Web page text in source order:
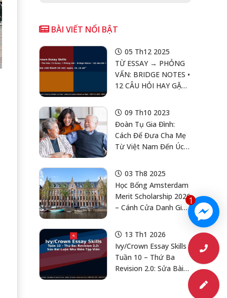
1
BÀI VIẾT NỔI BẬT
05 Th12 2025
TỪ ESSAY → PHỎNG
VẤN: BRIDGE NOTES •
12 CÂU HỎI HAY GẶP •
09 Th10 2023
Đoàn Tụ Gia Đình:
Cách Để Đưa Cha Mẹ
Từ Việt Nam Đến Úc
03 Th8 2025
Học Bổng Amsterdam
Merit Scholarship 2026
– Cánh Cửa Danh Giá
Amsterdam Dành Cho
Sinh Viên Việt Nam
Xuất Sắc
13 Th1 2026
Ivy/Crown Essay Skills
Tuần 10 – Thứ Ba
Revision 2.0: Sửa Bài